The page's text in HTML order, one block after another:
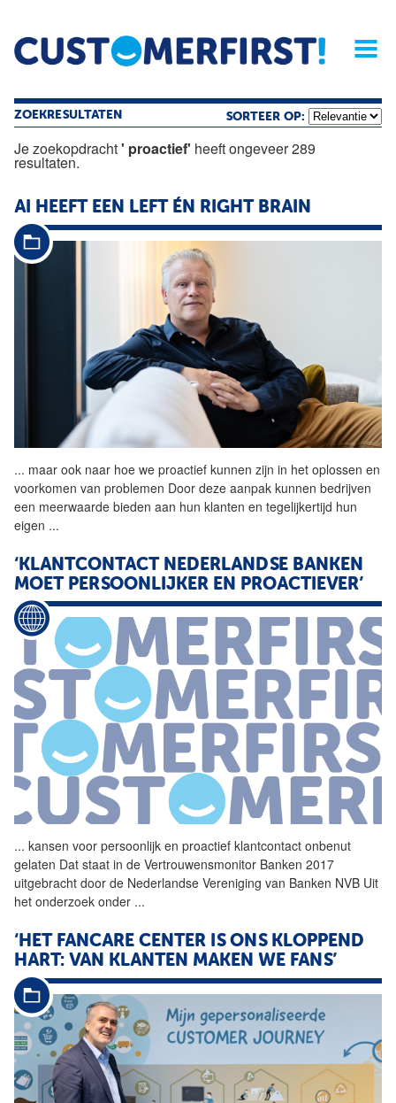
Home Opinie Archief
Magazine
ZOEKRESULTATEN SORTEER OP:
Je zoekopdracht' proactief' heeft ongeveer 289
resultaten.
AI HEEFT EEN LEFT ÉN RIGHT BRAIN
... maar ook naar hoe we proactief kunnen zijn in het oplossen en
voorkomen van problemen Door deze aanpak kunnen bedrijven
een meerwaarde bieden aan hun klanten en tegelijkertijd hun
eigen ...
‘KLANTCONTACT NEDERLANDSE BANKEN
MOET PERSOONLIJKER EN PROACTIEVER’
... kansen voor persoonlijk en proactief klantcontact onbenut
gelaten Dat staat in de Vertrouwensmonitor Banken 2017
uitgebracht door de Nederlandse Vereniging van Banken NVB Uit
het onderzoek onder ...
‘HET FANCARE CENTER IS ONS KLOPPEND
HART: VAN KLANTEN MAKEN WE FANS’